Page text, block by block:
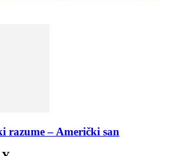
razume – Američki san